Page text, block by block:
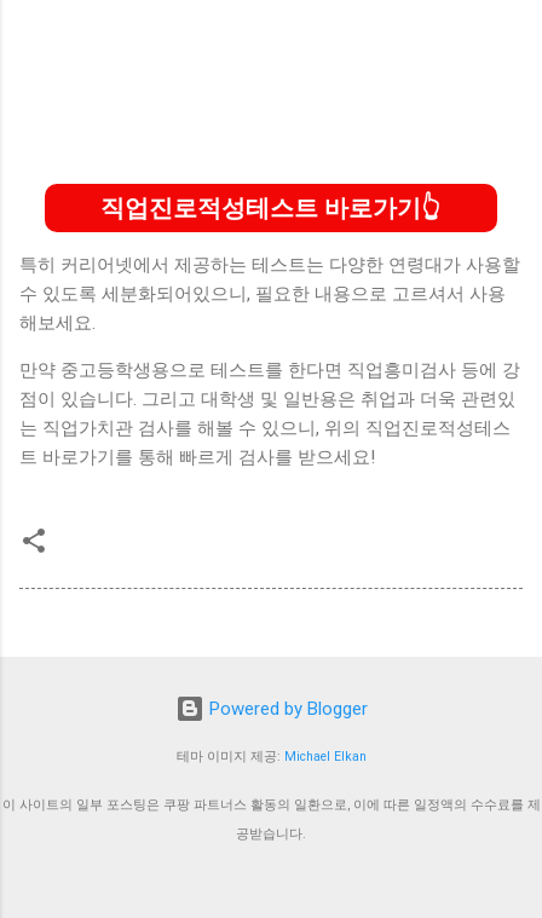
직업진로적성테스트 바로가기
특히 커리어넷에서 제공하는 테스트는 다양한 연령대가 사용할
수 있도록 세분화되어있으니, 필요한 내용으로 고르셔서 사용
해보세요.
만약 중고등학생용으로 테스트를 한다면 직업흥미검사 등에 강
점이 있습니다. 그리고 대학생 및 일반용은 취업과 더욱 관련있
는 직업가치관 검사를 해볼 수 있으니, 위의 직업진로적성테스
트 바로가기를 통해 빠르게 검사를 받으세요!
Powered by Blogger
테마 이미지 제공: Michael Elkan
이 사이트의 일부 포스팅은 쿠팡 파트너스 활동의 일환으로, 이에 따른 일정액의 수수료를 제
공받습니다.